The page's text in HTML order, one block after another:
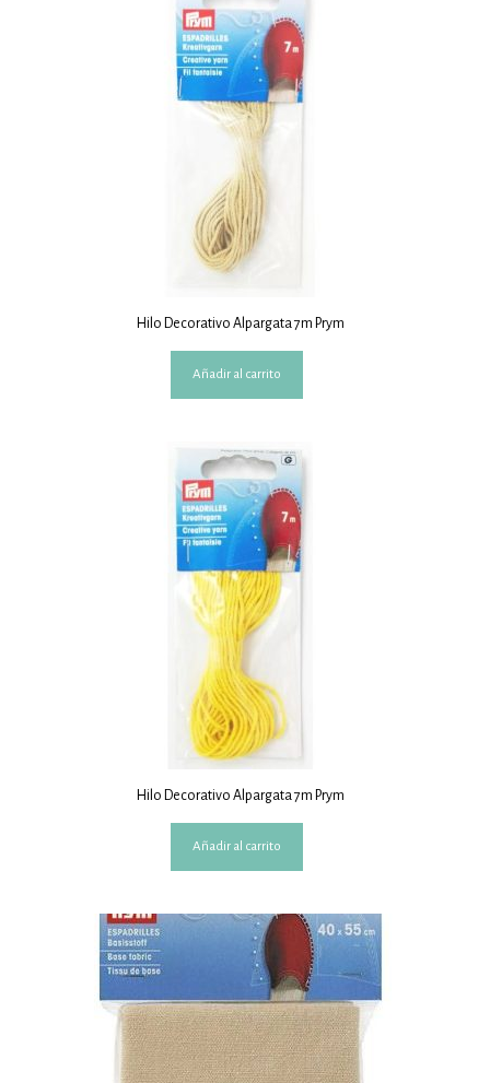
Hilo Decorativo Alpargata 7m Prym
Añadir al carrito
Hilo Decorativo Alpargata 7m Prym
Añadir al carrito